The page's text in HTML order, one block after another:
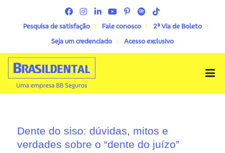
Pesquisa de satisfação Fale conosco
2ª Via de Boleto
Seja um credenciado
Acesso exclusivo
Menu
Dente do siso: dúvidas, mitos e
verdades sobre o “dente do juízo”